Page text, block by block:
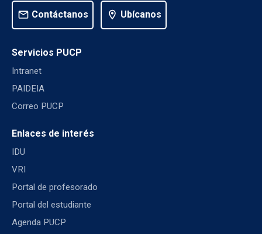
mail Contáctanos location_on Ubícanos
Servicios PUCP
Intranet
PAIDEIA
Correo PUCP
Enlaces de interés
IDU
VRI
Portal de profesorado
Portal del estudiante
Agenda PUCP